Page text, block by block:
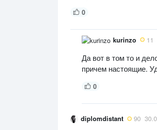
0
kurinzo 11
Да вот в том то и
причем настоящие.
0
diplomdistant 90